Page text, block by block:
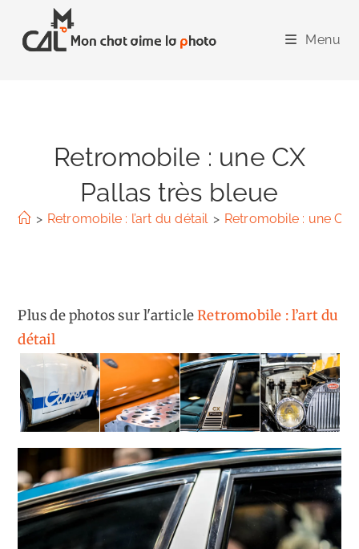
content
Menu
Retromobile : une CX
Pallas très bleue
> Retromobile : l’art du détail > Retromobile : une CX
Plus de photos sur l'articleRetromobile : l’art du
détail